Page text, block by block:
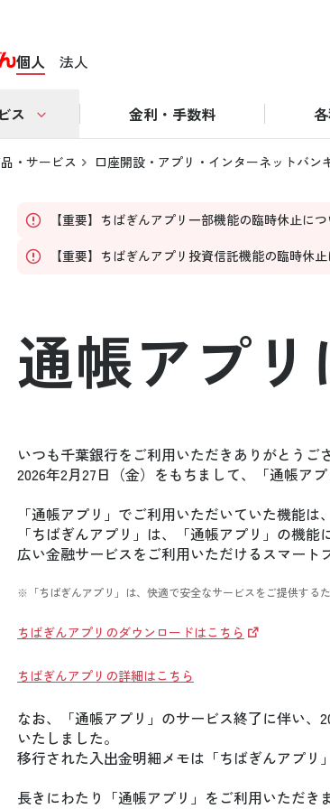
個人 法人
ス 金利・手数料
・サービス 口座開設・アプリ・インターネットバン
【重要】ちばぎんアプリ一部機能の臨時休止につ
【重要】ちばぎんアプリ投資信託機能の臨時休
通帳アプリ
いつも千葉銀行をご利用いただきありがとうご
2026年2月27日（金）をもちまして、「通帳ア
「通帳アプリ」でご利用いただいていた機能
「ちばぎんアプリ」は、「通帳アプリ」の機
広い金融サービスをご利用いただけるスマート
※「ちばぎんアプリ」は、快適で安全なサービスをご提供する
ちばぎんアプリのダウンロードはこちら
ちばぎんアプリの詳細はこちら
なお、「通帳アプリ」のサービス終了に伴い、
いたしました。
移行された入出金明細メモは「ちばぎんアプリ
長きにわたり「通帳アプリ」をご利用いただ